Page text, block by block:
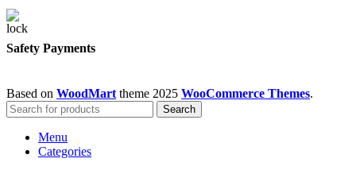
Safety Payments
Based on WoodMart theme 2025 WooCommerce Themes.
Search
Menu
Categories